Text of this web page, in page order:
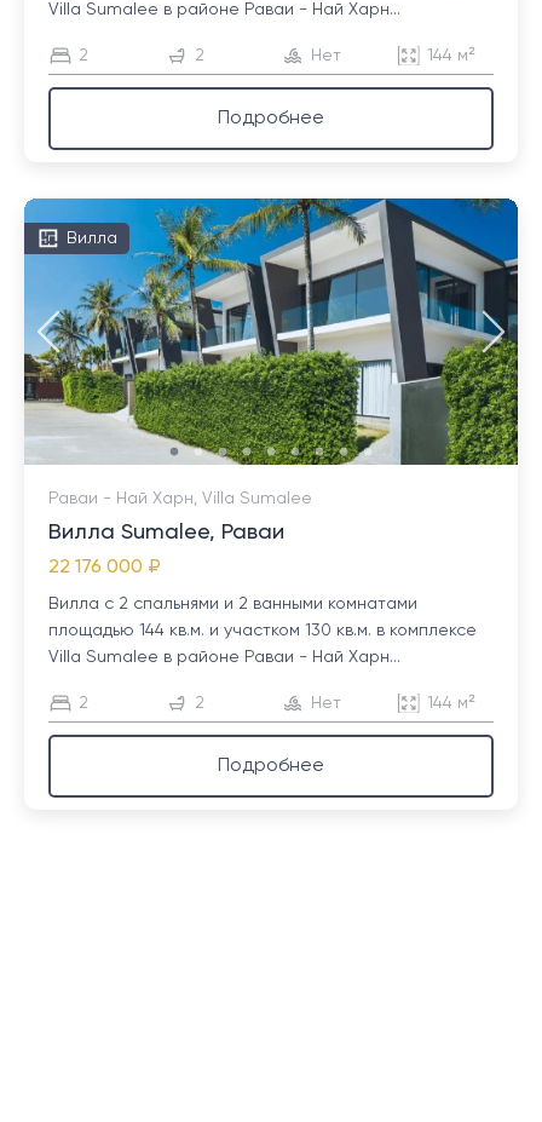
Villa Sumalee в районе Раваи - Най Харн...
2 2 Нет 144 м²
Подробнее
Вилла
Раваи - Най Харн, Villa Sumalee
Вилла Sumalee, Раваи
22 176 000 ₽
Вилла с 2 спальнями и 2 ванными комнатами
площадью 144 кв.м. и участком 130 кв.м. в комплексе
Villa Sumalee в районе Раваи - Най Харн...
2 2 Нет 144 м²
Подробнее